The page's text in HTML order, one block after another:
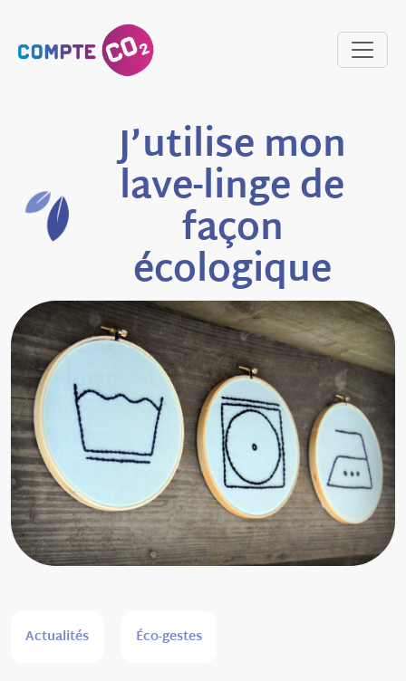
J’utilise mon
lave-linge de
façon
écologique
Actualités Éco-gestes